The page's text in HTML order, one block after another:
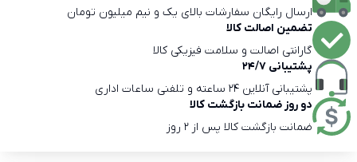
ارسال رایگان سفارشات بالای یک و نیم میلیون تومان
تضمین اصالت کالا
گارانتی اصالت و سلامت فیزیکی کالا
پشتیبانی 24/7
پشتیبانی آنلاین 24 ساعته و تلفنی ساعات اداری
دو روز ضمانت بازگشت کالا
ضمانت بازگشت کالا پس از 2 روز